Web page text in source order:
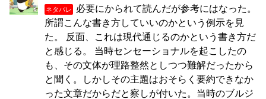
ネタバレ
必要にかられて読んだが参考にはなった。
所謂こんな書き方していいのかという例示を見
た。 反面、これは現代通じるのかという書き方だ
と感じる。 当時センセーショナルを起こしたの
も、その文体が理路整然としつつ難解だったから
と聞く。しかしその主題はおそらく要約できなか
った文章だからだと察しが付いた。当時のブルジ